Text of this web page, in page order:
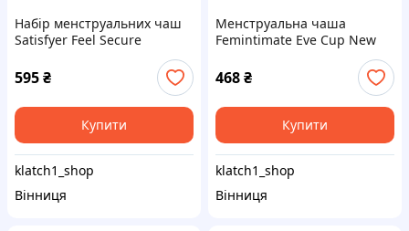
Набір менструальних чаш
Satisfyer Feel Secure
(transparent), 15мл і 20мл,
мішечок для зберігання
595₴
Купити
klatch1_shop
Вінниця
Менструальна чаша
Femintimate Eve Cup New
ергономічний дизайн
468₴
Купити
klatch1_shop
Вінниця